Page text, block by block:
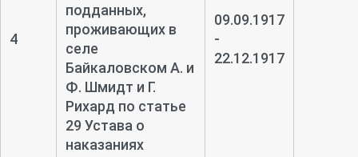
4
подданных,
проживающих в
селе
Байкаловском А. и
Ф. Шмидт и Г.
Рихард по статье
29 Устава о
наказаниях
09.09.1917
-
22.12.1917